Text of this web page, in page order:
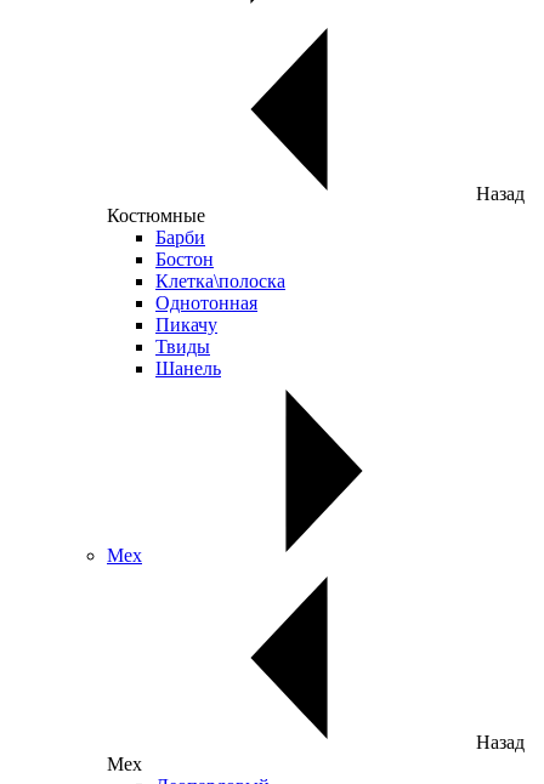
Назад
Костюмные
Барби
Бостон
Клетка\полоска
Однотонная
Пикачу
Твиды
Шанель
Мех
Назад
Мех